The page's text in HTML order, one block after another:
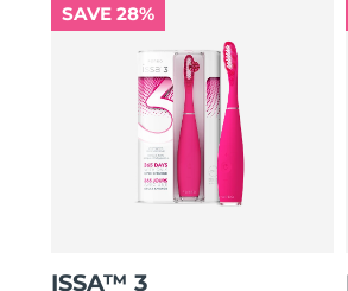
SAVE 28%
ISSA™ 3